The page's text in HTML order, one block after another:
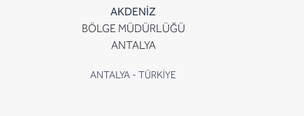
AKDENİZ
BÖLGE MÜDÜRLÜĞÜ
ANTALYA
ANTALYA - TÜRKİYE